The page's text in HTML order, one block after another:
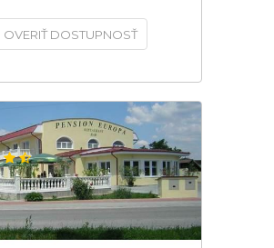
OVERIŤ DOSTUPNOSŤ